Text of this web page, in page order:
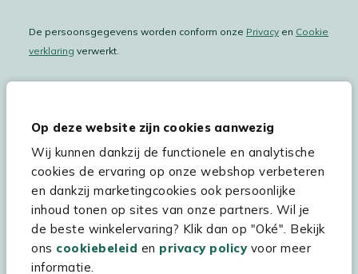
Op deze website zijn cookies aanwezig
Wij kunnen dankzij de functionele en analytische
cookies de ervaring op onze webshop verbeteren
en dankzij marketingcookies ook persoonlijke
inhoud tonen op sites van onze partners. Wil je
de beste winkelervaring? Klik dan op "Oké". Bekijk
ons cookiebeleid en privacy policyvoor meer
informatie.
De persoonsgegevens worden conform onze Privacy en Cookie
verklaring verwerkt.
Hulp & service
Assortiment
Kees Smit Tuinmeubelen
Experience Stores XXL